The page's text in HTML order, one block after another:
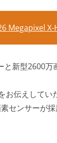
Megapixel
新型2600
伝えしてい
センサーが